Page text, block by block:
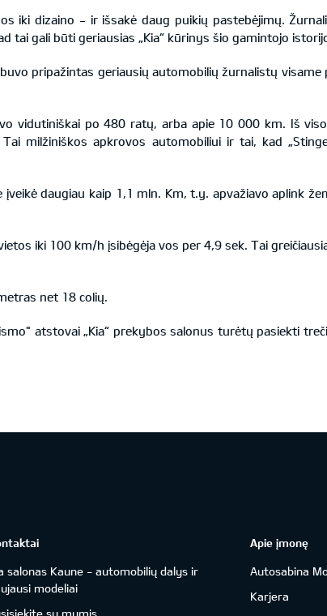
iki dizaino - ir išsakė daug puikių pastebėjimų.
tai gali būti geriausias „Kia“ kūrinys šio gamintojo
pripažintas geriausių automobilių žurnalistų visame
vidutiniškai po 480 ratų, arba apie 10 000 km. Iš
milžiniškos apkrovos automobiliui ir tai, kad
daugiau kaip 1,1 mln. Km, t.y. apvažiavo aplink
iki 100 km/h įsibėgėja vos per 4,9 sek. Tai
net 18 colių.
atstovai „Kia“ prekybos salonus turėtų pasiekti
salonas Kaune - automobilių dalys ir
modeliai
su mumis
Apie įmonę
Autosabina
Karjera